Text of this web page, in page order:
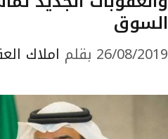
السوق
26/08/2019 بقلم املاك